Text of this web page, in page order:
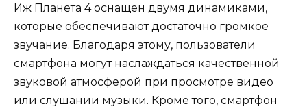
Иж Планета 4 оснащен двумя динамиками,
которые обеспечивают достаточно громкое
звучание. Благодаря этому, пользователи
смартфона могут наслаждаться качественной
звуковой атмосферой при просмотре видео
или слушании музыки. Кроме того, смартфон